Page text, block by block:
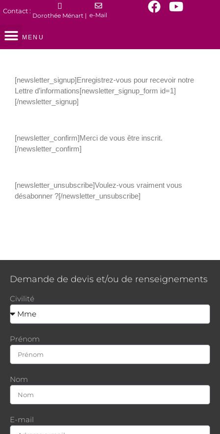
Contact :
Dorothée Ménart | e-Mail
MENU
[newsletter_signup]Enregistrez-vous pour recevoir notre
Lettre d’informations[newsletter_signup_form id=1]
[/newsletter_signup]
[newsletter_confirm]Merci de vous être inscrit.
[/newsletter_confirm]
[newsletter_unsubscribe]Voulez-vous vraiment vous
désabonner ?[/newsletter_unsubscribe]
Demande de devis et/ou de renseignements
Civilité
Prénom
Nom
E-mail